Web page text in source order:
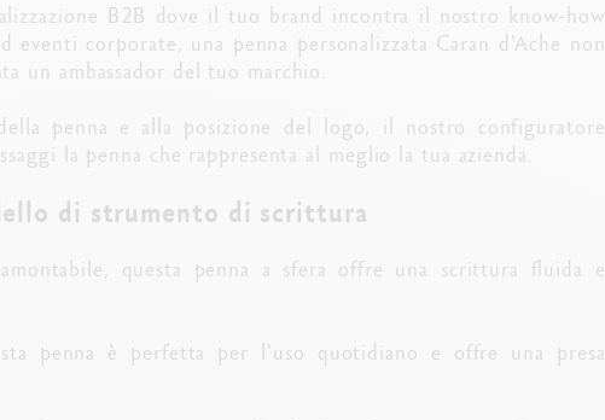
B2B dove il tuo brand incontra il nostro know-how
eventi corporate, una penna personalizzata Caran d'Ache non
un ambassador del tuo marchio.
penna e alla posizione del logo, il nostro configuratore
la penna che rappresenta al meglio la tua azienda.
di strumento di scrittura
questa penna a sfera offre una scrittura fluida e
penna è perfetta per l'uso quotidiano e offre una presa